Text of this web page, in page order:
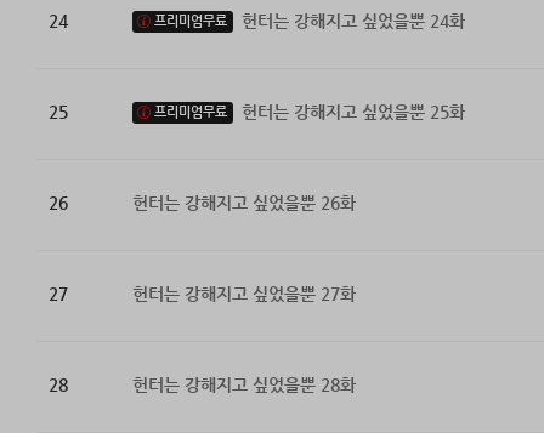
24 프리미엄무료 헌터는 강해지고 싶었을뿐 24화
25 프리미엄무료 헌터는 강해지고 싶었을뿐 25화
26 헌터는 강해지고 싶었을뿐 26화
27 헌터는 강해지고 싶었을뿐 27화
28 헌터는 강해지고 싶었을뿐 28화